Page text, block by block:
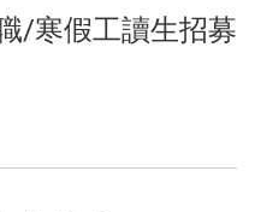
/寒假工讀生招募